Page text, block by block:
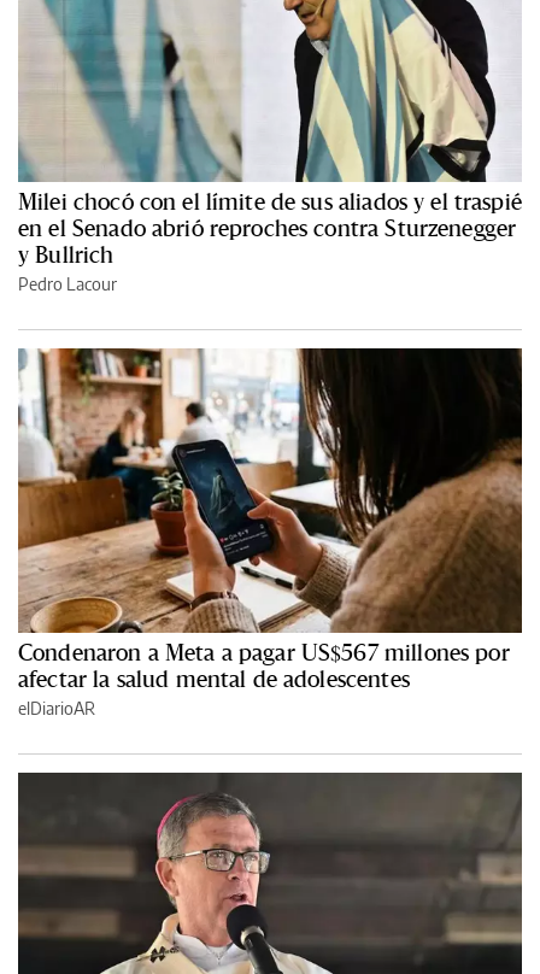
Milei chocó con el límite de sus aliados y el traspié
en el Senado abrió reproches contra Sturzenegger
y Bullrich
Pedro Lacour
Condenaron a Meta a pagar US$567 millones por
afectar la salud mental de adolescentes
elDiarioAR